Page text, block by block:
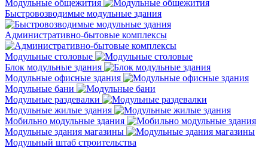
Модульные общежития
Быстровозводимые модульные здания
Административно-бытовые комплексы
Модульные столовые
Блок модульные здания
Модульные офисные здания
Модульные бани
Модульные раздевалки
Модульные жилые здания
Мобильно модульные здания
Модульные здания магазины
Модульный штаб строительства